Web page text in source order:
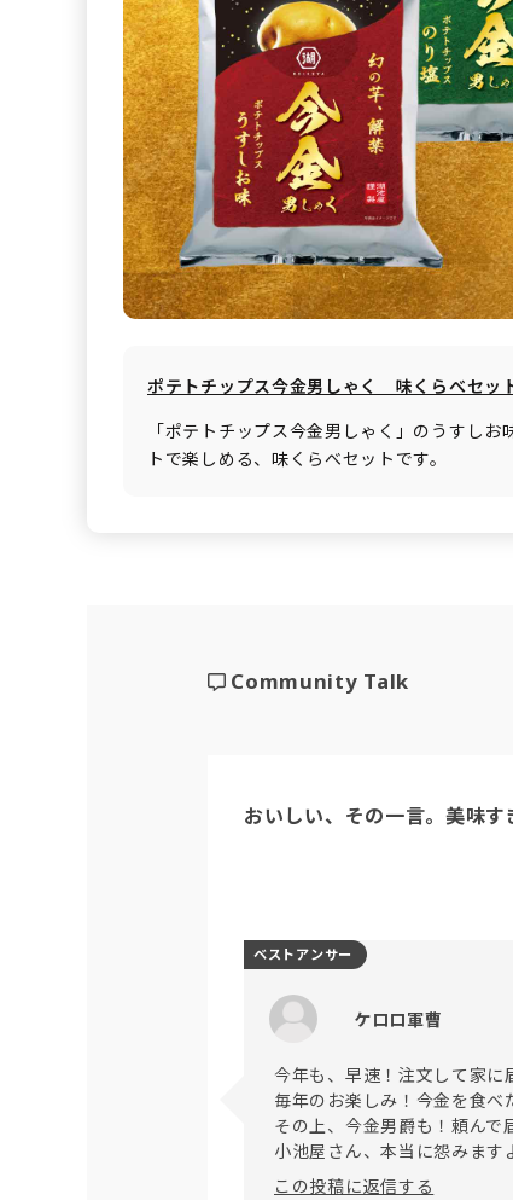
ポテトチップス今金男しゃく 味くらべセッ
「ポテトチップス今金男しゃく」のうすしお
トで楽しめる、味くらべセットです。
Community Talk
おいしい、その一言。美味す
ケロロ軍曹
今年も、早速！注文して家に
毎年のお楽しみ！今金を食べ
その上、今金男爵も！頼んで
この投稿に返信する
ベストアンサー